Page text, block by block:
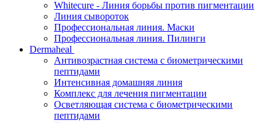
Whitecure - Линия борьбы против пигментации
Линия сывороток
Профессиональная линия. Маски
Профессиональная линия. Пилинги
Dermaheal
Антивозрастная система с биометрическими
пептидами
Интенсивная домашняя линия
Комплекс для лечения пигментации
Осветляющая система с биометрическими
пептидами